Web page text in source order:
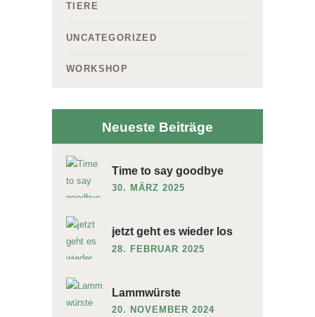
TIERE
UNCATEGORIZED
WORKSHOP
Neueste Beiträge
Time to say goodbye
30. MÄRZ 2025
jetzt geht es wieder los
28. FEBRUAR 2025
Lammwürste
20. NOVEMBER 2024